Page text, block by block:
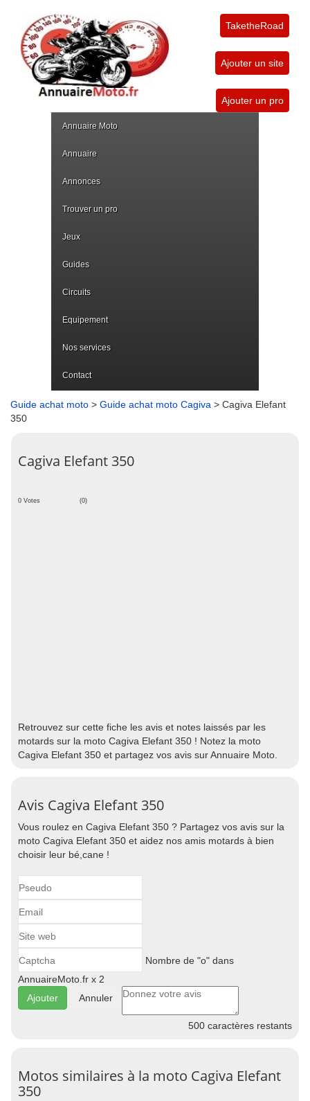
TaketheRoad
Ajouter un site
Ajouter un pro
Annuaire Moto
Annuaire
Annonces
Trouver un pro
Jeux
Guides
Circuits
Equipement
Nos services
Contact
Guide achat moto > Guide achat moto Cagiva > Cagiva Elefant
350
Cagiva Elefant 350
0 Votes (0)
Retrouvez sur cette fiche les avis et notes laissés par les
motards sur la moto Cagiva Elefant 350 ! Notez la moto
Cagiva Elefant 350 et partagez vos avis sur Annuaire Moto.
Avis Cagiva Elefant 350
Vous roulez en Cagiva Elefant 350 ? Partagez vos avis sur la
moto Cagiva Elefant 350 et aidez nos amis motards à bien
choisir leur bé,cane !
Nombre de "o" dans
AnnuaireMoto.fr x 2
Annuler
500 caractères restants
Motos similaires à la moto Cagiva Elefant
350